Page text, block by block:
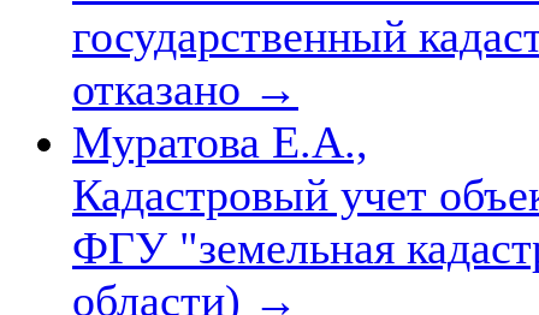
государственный
отказано →
Муратова Е.А.,
Кадастровый учет
ФГУ "земельная
области) →